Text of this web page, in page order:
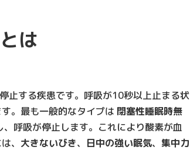
は
止する疾患です。呼吸が10秒以上止まる状
。最も一般的なタイプは 閉塞性睡眠時無
呼吸が停止します。これにより酸素が血
、 大きないびき、 日中の強い眠気、 集中力